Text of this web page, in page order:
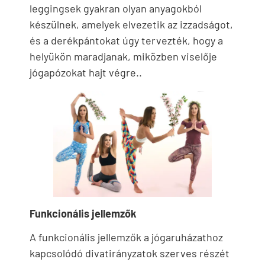
leggingsek gyakran olyan anyagokból
készülnek, amelyek elvezetik az izzadságot,
és a derékpántokat úgy tervezték, hogy a
helyükön maradjanak, miközben viselője
jógapózokat hajt végre..
Funkcionális jellemzők
A funkcionális jellemzők a jógaruházathoz
kapcsolódó divatirányzatok szerves részét